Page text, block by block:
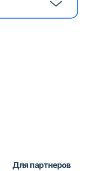
Для партнеров